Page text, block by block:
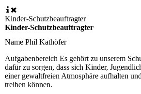
Kinder-Schutzbeauftragter
Kinder-Schutzbeauftragter
Name Phil Kathöfer
Aufgabenbereich Es gehört zu unserem
dafür zu sorgen, dass sich Kinder,
einer gewaltfreien Atmosphäre aufhalten
treiben können.